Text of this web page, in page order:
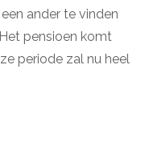
ander te vinden
pensioen komt
periode zal nu heel